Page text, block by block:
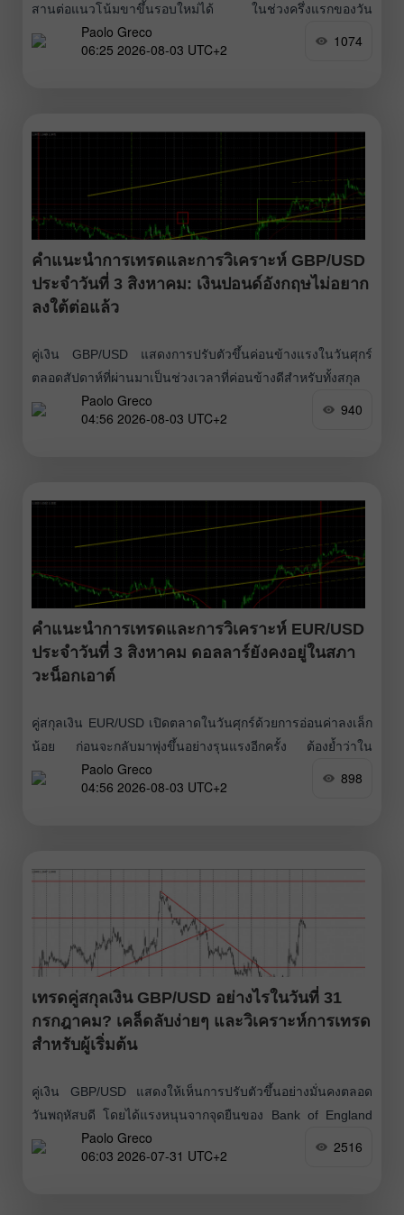
สานต่อแนวโน้มขาขึ้นรอบใหม่ได้ ในช่วงครึ่งแรกของวัน
ตลาดเผชิญกับแรงกดดันจากความผิดหวังระลอกใหม่ เนื่องจาก
อัตราเงินเฟ้อในยูโรโซนปรับเพิ่มขึ้นเพียงแตะ 2.9% (สอดคล้อง
Paolo Greco
06:25 2026-08-03 UTC+2
1074
คำแนะนำการเทรดและการวิเคราะห์ GBP/USD
ประจำวันที่ 3 สิงหาคม: เงินปอนด์อังกฤษไม่อยาก
ลงใต้ต่อแล้ว
คู่เงิน GBP/USD แสดงการปรับตัวขึ้นค่อนข้างแรงในวันศุกร์
ตลอดสัปดาห์ที่ผ่านมาเป็นช่วงเวลาที่ค่อนข้างดีสำหรับทั้งสกุล
เงินยุโรปและอังกฤษ ซึ่งสามารถอธิบายได้ในเชิงวิชาการ
เหตุการณ์และรายงานสำคัญทั้งหมดในสหรัฐฯ ออกมาไม่ดี
Paolo Greco
04:56 2026-08-03 UTC+2
940
คำแนะนำการเทรดและการวิเคราะห์ EUR/USD
ประจำวันที่ 3 สิงหาคม ดอลลาร์ยังคงอยู่ในสภา
วะน็อกเอาต์
คู่สกุลเงิน EUR/USD เปิดตลาดในวันศุกร์ด้วยการอ่อนค่าลงเล็ก
น้อย ก่อนจะกลับมาพุ่งขึ้นอย่างรุนแรงอีกครั้ง ต้องย้ำว่าใน
สัปดาห์ที่แล้ว ตลาดเพิ่งเริ่มหันมาให้ความสนใจกับปัจจัยบวกต่อ
ยูโรอย่างจริงจัง ส่งผลให้ค่าเงินยุโรปแข็งค่าขึ้นอย่างมีนัยสำคัญ
Paolo Greco
04:56 2026-08-03 UTC+2
898
เทรดคู่สกุลเงิน GBP/USD อย่างไรในวันที่ 31
กรกฎาคม? เคล็ดลับง่ายๆ และวิเคราะห์การเทรด
สำหรับผู้เริ่มต้น
คู่เงิน GBP/USD แสดงให้เห็นการปรับตัวขึ้นอย่างมั่นคงตลอด
วันพฤหัสบดี โดยได้แรงหนุนจากจุดยืนของ Bank of England
และรายงานตัวเลข GDP สหรัฐฯ ไตรมาสสองที่ออกมาน่าผิด
หวัง กล่าวได้ว่าเมื่อวานนี้เป็นเหมือนการส่งดอลลาร์เข้าสู่ภาวะ
Paolo Greco
06:03 2026-07-31 UTC+2
2516